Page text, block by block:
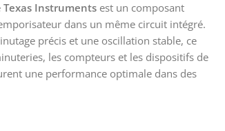
Texas Instruments est un composant
dans un même circuit intégré.
précis et une oscillation stable, ce
les compteurs et les dispositifs de
une performance optimale dans des